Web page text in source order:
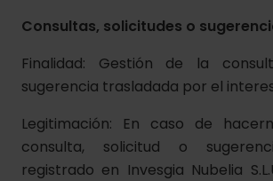
Consultas, solicitudes o
Finalidad: Gestión de la
sugerencia trasladada por el
Legitimación: En caso de
consulta, solicitud o
registrado en Invesgia Nubelia